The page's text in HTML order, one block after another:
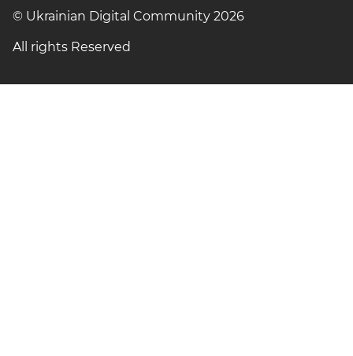
© Ukrainian Digital Community 2026
All rights Reserved